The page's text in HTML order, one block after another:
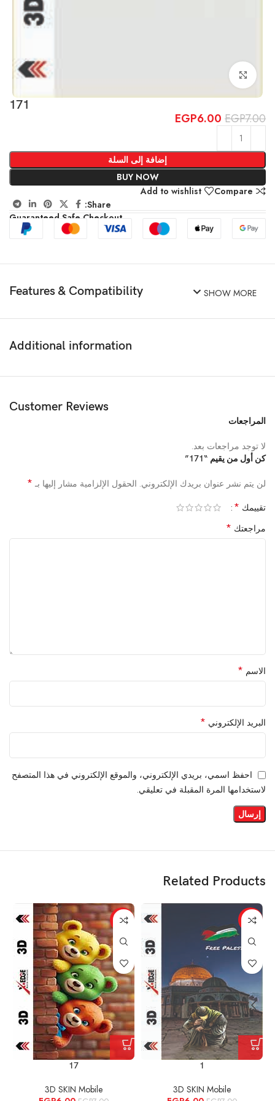
Click to enlarge
171
EGP7.00
EGP6.00
إضافة إلى السلة
BUY NOW
Compare
Add to wishlist
Share:
Guaranteed Safe Checkout
Features & Compatibility SHOW MORE
Additional information
Customer Reviews
المراجعات
لا توجد مراجعات بعد.
كن أول من يقيم “171”
لن يتم نشر عنوان بريدك الإلكتروني. الحقول الإلزامية مشار إليها بـ *
تقييمك *
مراجعتك *
الاسم *
البريد الإلكتروني *
احفظ اسمي، بريدي الإلكتروني، والموقع الإلكتروني في هذا المتصفح
لاستخدامها المرة المقبلة في تعليقي.
Related Products
-14%
1
3D SKIN Mobile
-14%
17
3D SKIN Mobile